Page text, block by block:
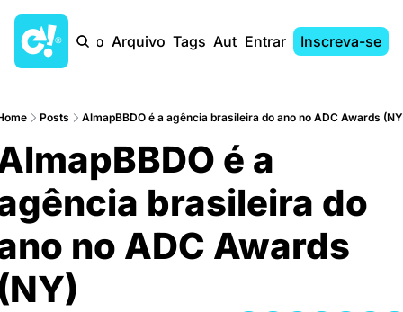
Início Arquivo Tags AutoresEntrar Inscreva-se
Posts AlmapBBDO é a agência brasileira do ano no ADC Awards
é a
brasileira do
no ADC Awards